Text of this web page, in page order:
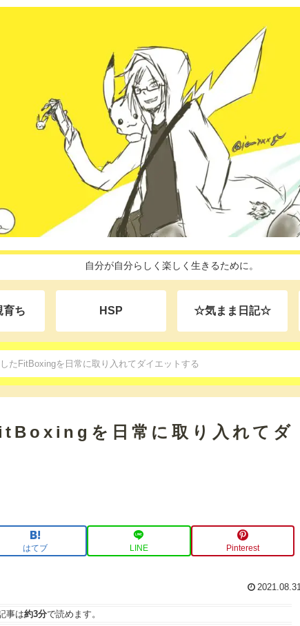
自分が自分らしく楽しく生きるために。
育ち HSP ☆気まま日記☆
したFitBoxingを日常に取り入れてダイエットする
を日常に取り入れてダ
はてブ LINE Pinterest
2021.08.31
事は約3分で読めます。